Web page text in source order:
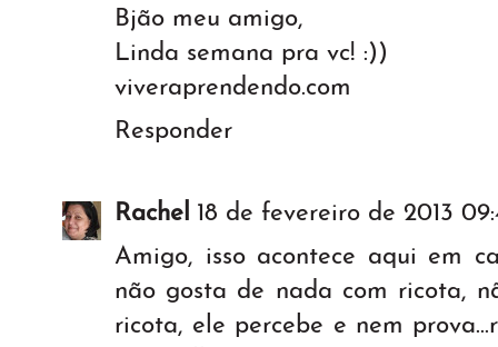
Bjão meu amigo,
Linda semana pra vc! :))
viveraprendendo.com
Responder
Rachel 18 de fevereiro de 2013
Amigo, isso acontece aqui em
não gosta de nada com ricota,
ricota, ele percebe e nem